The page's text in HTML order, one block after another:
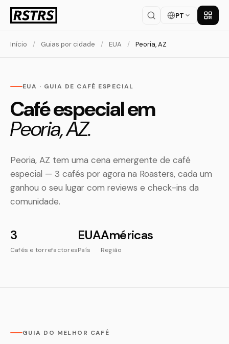
PT Baixar
Início / Guias por cidade / EUA / Peoria, AZ
EUA · GUIA DE CAFÉ ESPECIAL
Café especial em
Peoria, AZ.
Peoria, AZ tem uma cena emergente de café
especial — 3 cafés por agora na Roasters, cada um
ganhou o seu lugar com reviews e check-ins da
comunidade.
3
Cafés e torrefactores
EUA
País
Américas
Região
GUIA DO MELHOR CAFÉ